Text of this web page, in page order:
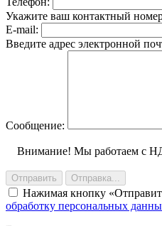
Укажите ваш контактный
E-mail:
Введите адрес электронной
Сообщение:
Внимание! Мы работаем с
Отправить Отправка...
Нажимая кнопку
обработку персональных